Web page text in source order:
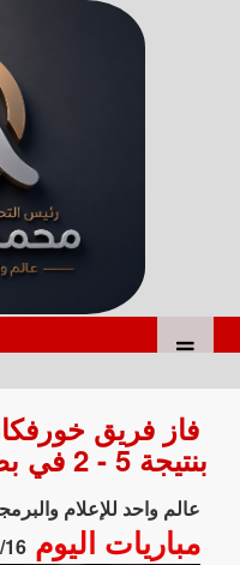
فاز فريق
بنتيجة 5 - 2 في بطولة الدوري الإماراتي.
عالم واحد للإعلام
مباريات اليوم